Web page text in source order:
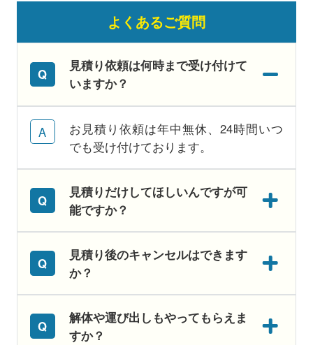
よくあるご質問
見積り依頼は何時まで受け付けて
いますか？
お見積り依頼は年中無休、24時間いつ
でも受け付けております。
見積りだけしてほしいんですが可
能ですか？
見積り後のキャンセルはできます
か？
解体や運び出しもやってもらえま
すか？